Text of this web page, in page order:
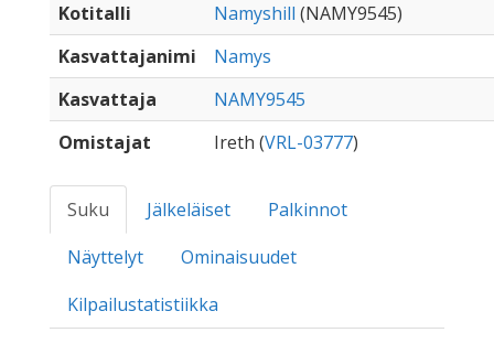
Kotitalli
Namyshill (NAMY9545)
Kasvattajanimi
Namys
Kasvattaja
NAMY9545
Omistajat
Ireth (VRL-03777)
Suku Jälkeläiset
Palkinnot
Näyttelyt
Ominaisuudet
Kilpailustatistiikka